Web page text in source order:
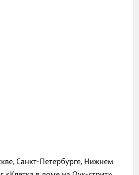
Санкт-Петербурге, Нижнем